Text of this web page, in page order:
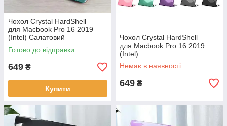
Чохол Crystal HardShell
для Macbook Pro 16 2019
(Intel) Салатовий
Готово до відправки
649 ₴
Купити
Чохол Crystal HardShell
для Macbook Pro 16 2019
(Intel)
Немає в наявності
649 ₴